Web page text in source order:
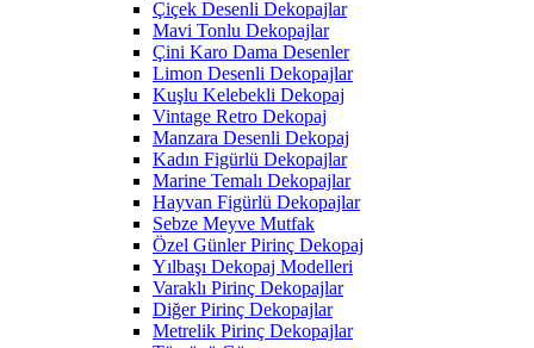
Çiçek Desenli Dekopajlar
Mavi Tonlu Dekopajlar
Çini Karo Dama Desenler
Limon Desenli Dekopajlar
Kuşlu Kelebekli Dekopaj
Vintage Retro Dekopaj
Manzara Desenli Dekopaj
Kadın Figürlü Dekopajlar
Marine Temalı Dekopajlar
Hayvan Figürlü Dekopajlar
Sebze Meyve Mutfak
Özel Günler Pirinç Dekopaj
Yılbaşı Dekopaj Modelleri
Varaklı Pirinç Dekopajlar
Diğer Pirinç Dekopajlar
Metrelik Pirinç Dekopajlar